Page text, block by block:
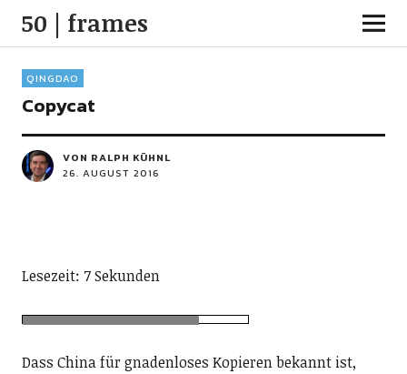
50 | frames
QINGDAO
Copycat
VON RALPH KÜHNL
26. AUGUST 2016
Lesezeit: 7 Sekunden
Dass China für gnadenloses Kopieren bekannt ist,